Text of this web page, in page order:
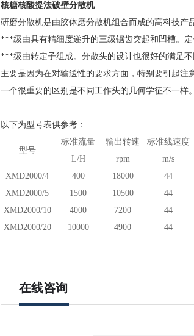
核糖核酸提法破壁分散机
研磨分散机是由胶体磨分散机组合而成的高科技产品
***级由具有精细度递升的三级锯齿突起和凹槽。
***级由转定子组成。分散头的设计也很好的满足
主要是因为在对输送性的要求方面，特别要引起
一个很重要的区别是不同工作头的几何学征不一样
以下为型号表供参考：
型号
标准流量
L/H
输出转速
rpm
标准线速度
m/s
XMD2000/4 400 18000 44
XMD2000/5 1500 10500 44
XMD2000/10 4000 7200 44
XMD2000/20 10000 4900 44
在线咨询